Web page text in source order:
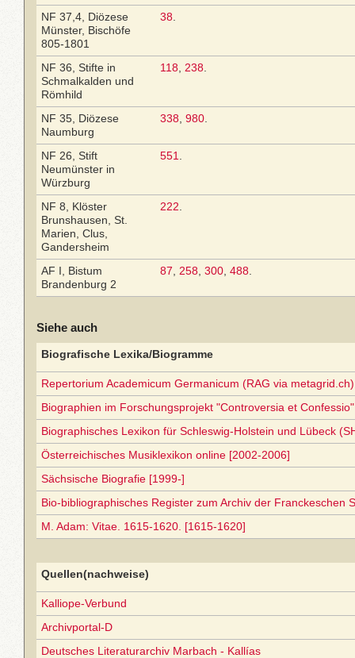
NF 37,4, Diözese
Münster, Bischöfe
805-1801
38
NF 36, Stifte in
Schmalkalden und
Römhild
118 238
NF 35, Diözese
Naumburg
338 980
NF 26, Stift
Neumünster in
Würzburg
551
NF 8, Klöster
Brunshausen, St.
Marien, Clus,
Gandersheim
222
AF I, Bistum
Brandenburg 2
87 258 300 488
Siehe auch
Biografische Lexika/Biogramme
Repertorium Academicum Germanicum (RAG via
Biographien im Forschungsprojekt "Controversia et
Biographisches Lexikon für Schleswig-Holstein und Lübeck
Österreichisches Musiklexikon online [2002-2006]
Sächsische Biografie [1999-]
Bio-bibliographisches Register zum Archiv der Franckeschen
M. Adam: Vitae. 1615-1620. [1615-1620]
Quellen(nachweise)
Kalliope-Verbund
Archivportal-D
Deutsches Literaturarchiv Marbach - Kallías